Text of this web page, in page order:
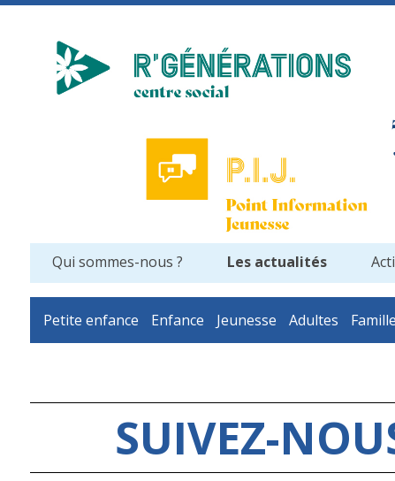
Qui sommes-nous ? Les actualités
Petite enfance Enfance Jeunesse Adultes
SUIVEZ-